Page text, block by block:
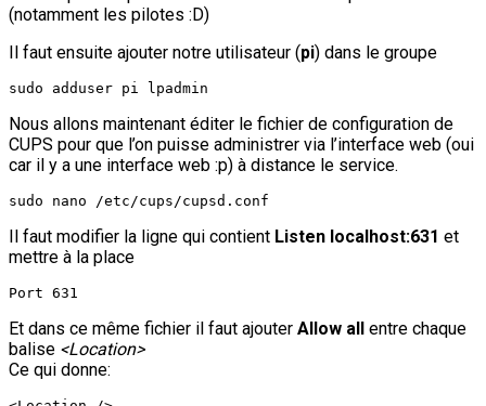
(notamment les pilotes :D)
Il faut ensuite ajouter notre utilisateur (pi) dans le groupe
sudo adduser pi lpadmin
Nous allons maintenant éditer le fichier de configuration de
CUPS pour que l’on puisse administrer via l’interface web (oui
car il y a une interface web :p) à distance le service.
sudo nano /etc/cups/cupsd.conf
Il faut modifier la ligne qui contient Listen localhost:631 et
mettre à la place
Port 631
Et dans ce même fichier il faut ajouter Allow all entre chaque
balise <Location>
Ce qui donne: